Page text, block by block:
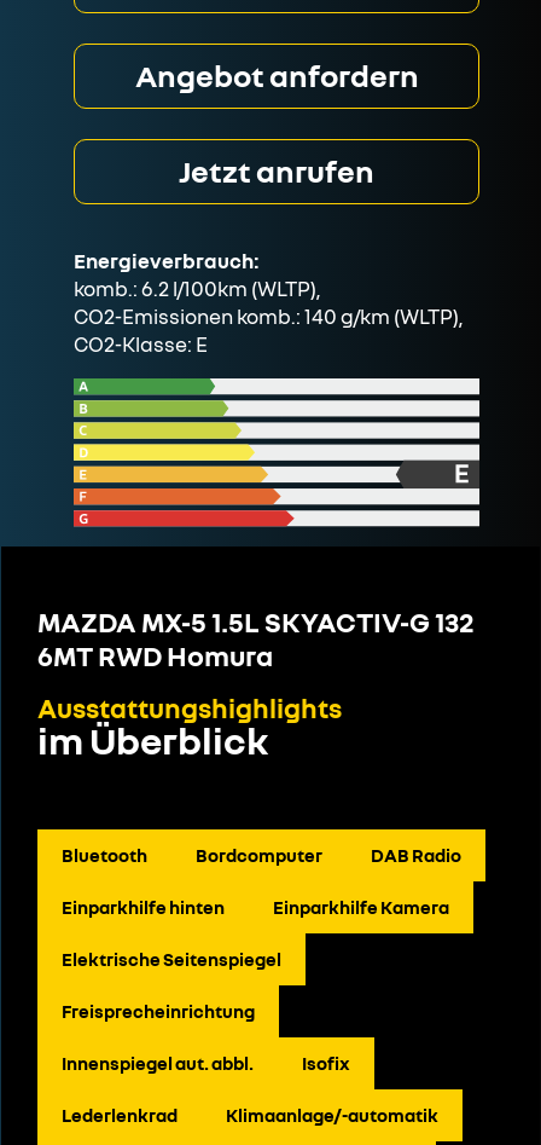
Angebot anfordern
Jetzt anrufen
Energieverbrauch:
komb.: 6.2 l/100km (WLTP),
CO2-Emissionen komb.: 140 g/km (WLTP),
CO2-Klasse: E
MAZDA MX-5 1.5L SKYACTIV-G 132
6MT RWD Homura
Ausstattungshighlights
im Überblick
Bluetooth Bordcomputer DAB Radio
Einparkhilfe hinten Einparkhilfe Kamera
Elektrische Seitenspiegel
Freisprecheinrichtung
Innenspiegel aut. abbl. Isofix
Lederlenkrad Klimaanlage/-automatik